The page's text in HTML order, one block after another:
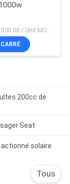
$999.00 - $1,050.00 / Unit MOQ:1 unité
200cc de
Seat
solaire
Tous